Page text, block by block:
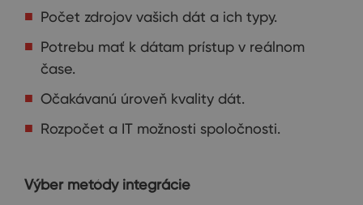
Počet zdrojov vašich dát a ich typy.
Potrebu mať k dátam prístup v reálnom
čase.
Očakávanú úroveň kvality dát.
Rozpočet a IT možnosti spoločnosti.
Výber metódy integrácie